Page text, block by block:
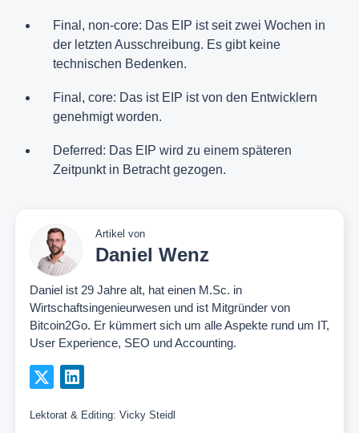
Final, non-core: Das EIP ist seit zwei Wochen in
der letzten Ausschreibung. Es gibt keine
technischen Bedenken.
Final, core: Das ist EIP ist von den Entwicklern
genehmigt worden.
Deferred: Das EIP wird zu einem späteren
Zeitpunkt in Betracht gezogen.
Artikel von
Daniel Wenz
Daniel ist 29 Jahre alt, hat einen M.Sc. in
Wirtschaftsingenieurwesen und ist Mitgründer von
Bitcoin2Go. Er kümmert sich um alle Aspekte rund um IT,
User Experience, SEO und Accounting.
Lektorat & Editing: Vicky Steidl